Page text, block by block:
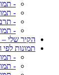
-
-
-
-
הקיר שלי
תמונות לפי
-
-